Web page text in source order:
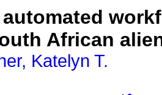
African
Katelyn T.